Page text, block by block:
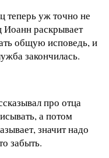
теперь уж точно не
Иоанн раскрывает
общую исповедь, и
закончилась.
про отца
а потом
значит надо
забыть.